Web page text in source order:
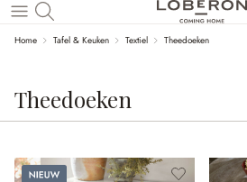
Naar de hoofdinhoud
Home Tafel & Keuken Textiel Theedoeken
Theedoeken
Nieuw